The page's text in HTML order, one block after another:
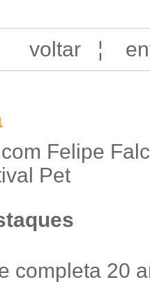
voltar¦
Felipe
Pet
completa 20